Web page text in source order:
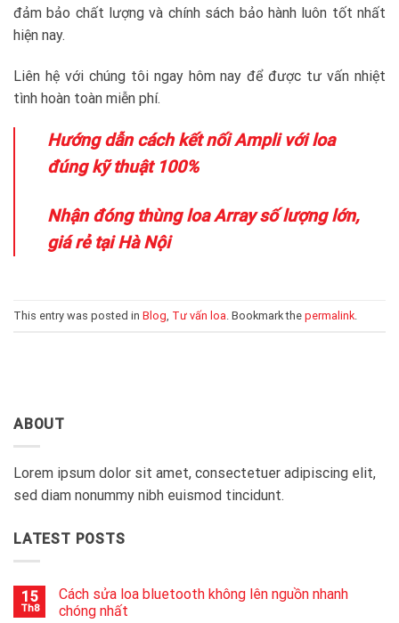
đảm bảo chất lượng và chính sách bảo hành luôn tốt nhất
hiện nay.
Liên hệ với chúng tôi ngay hôm nay để được tư vấn nhiệt
tình hoàn toàn miễn phí.
Hướng dẫn cách kết nối Ampli với loa
đúng kỹ thuật 100%
Nhận đóng thùng loa Array số lượng lớn,
giá rẻ tại Hà Nội
This entry was posted in Blog Tư vấn loa . Bookmark the permalink
ABOUT
Lorem ipsum dolor sit amet, consectetuer adipiscing elit,
sed diam nonummy nibh euismod tincidunt.
LATEST POSTS
15
Th8
Cách sửa loa bluetooth không lên nguồn nhanh
chóng nhất